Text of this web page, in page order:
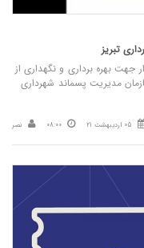
تبریز
جهت بهره برداری و نگهداری از
ظرفیت 250 تن در روز سازمان مدیریت پسماند شهرداری
05 اردیبهشت 21 08:00 نصر